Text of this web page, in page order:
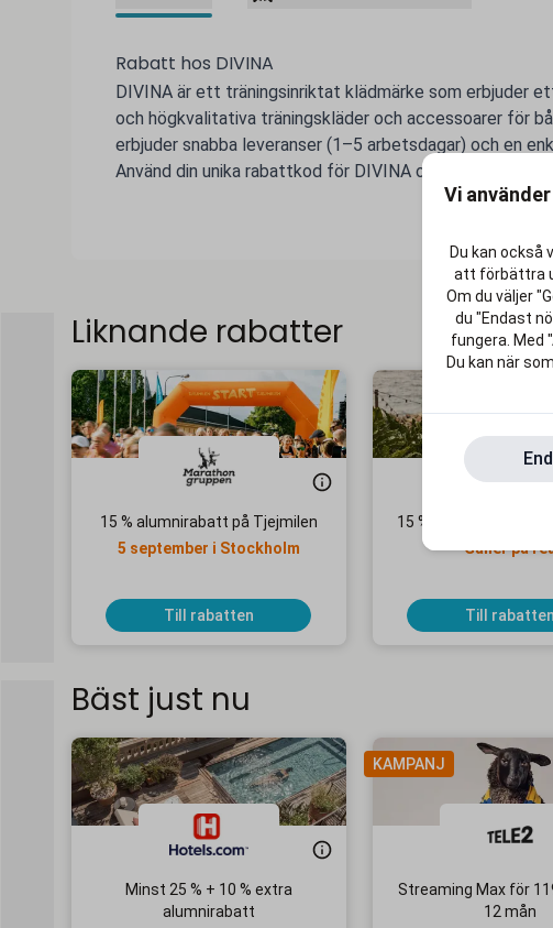
Rabatt hos DIVINA
DIVINA är ett träningsinriktat klädmärke som erbjuder
och högkvalitativa träningskläder och accessoarer för
erbjuder snabba leveranser (1–5 arbetsdagar) och en
Använd din unika rabattkod för DIVINA och gör livet
Liknande rabatter
15 % alumnirabatt på Tjejmilen
5 september i Stockholm
Till rabatten
15 % alumnirabatt
Gäller på
Till rabatten
Bäst just nu
Minst 25 % + 10 % extra
alumnirabatt
KAMPANJ
Streaming Max för
12 mån
Vi
Du kan också
att förbättra
Om du väljer
du "Endast
fungera. Med
Du kan när